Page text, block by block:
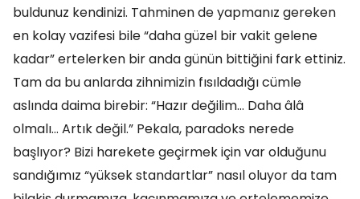
buldunuz kendinizi. Tahminen de yapmanız gereken
en kolay vazifesi bile “daha güzel bir vakit gelene
kadar” ertelerken bir anda günün bittiğini fark ettiniz.
Tam da bu anlarda zihnimizin fısıldadığı cümle
aslında daima birebir: “Hazır değilim… Daha âlâ
olmalı… Artık değil.” Pekala, paradoks nerede
başlıyor? Bizi harekete geçirmek için var olduğunu
sandığımız “yüksek standartlar” nasıl oluyor da tam